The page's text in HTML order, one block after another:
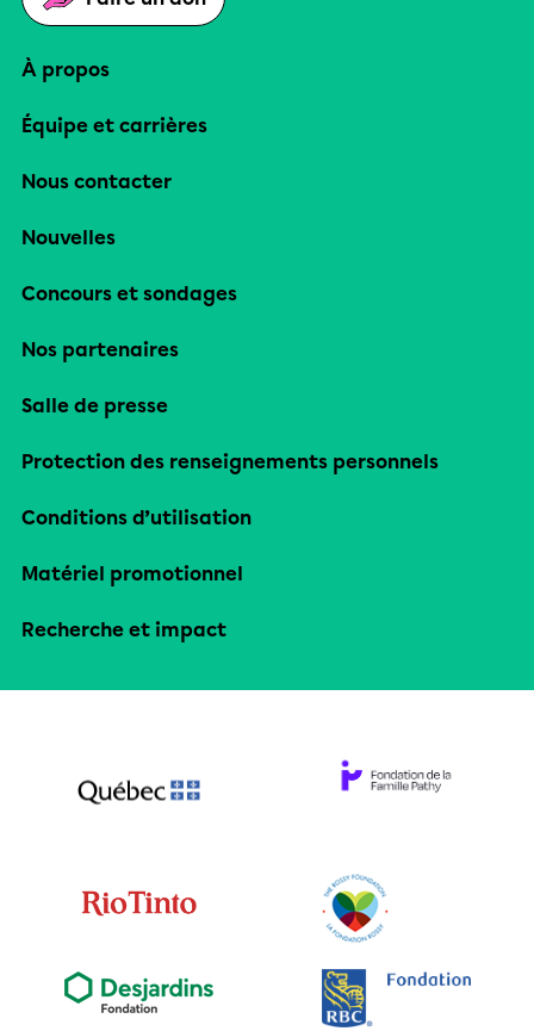
À propos
Équipe et carrières
Nous contacter
Nouvelles
Concours et sondages
Nos partenaires
Salle de presse
Protection des renseignements personnels
Conditions d’utilisation
Matériel promotionnel
Recherche et impact